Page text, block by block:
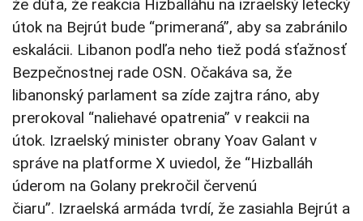
že dúfa, že reakcia Hizballáhu na izraelský letecký
útok na Bejrút bude “primeraná”, aby sa zabránilo
eskalácii. Libanon podľa neho tiež podá sťažnosť
Bezpečnostnej rade OSN. Očakáva sa, že
libanonský parlament sa zíde zajtra ráno, aby
prerokoval “naliehavé opatrenia” v reakcii na
útok. Izraelský minister obrany Yoav Galant v
správe na platforme X uviedol, že “Hizballáh
úderom na Golany prekročil červenú
čiaru”. Izraelská armáda tvrdí, že zasiahla Bejrút a